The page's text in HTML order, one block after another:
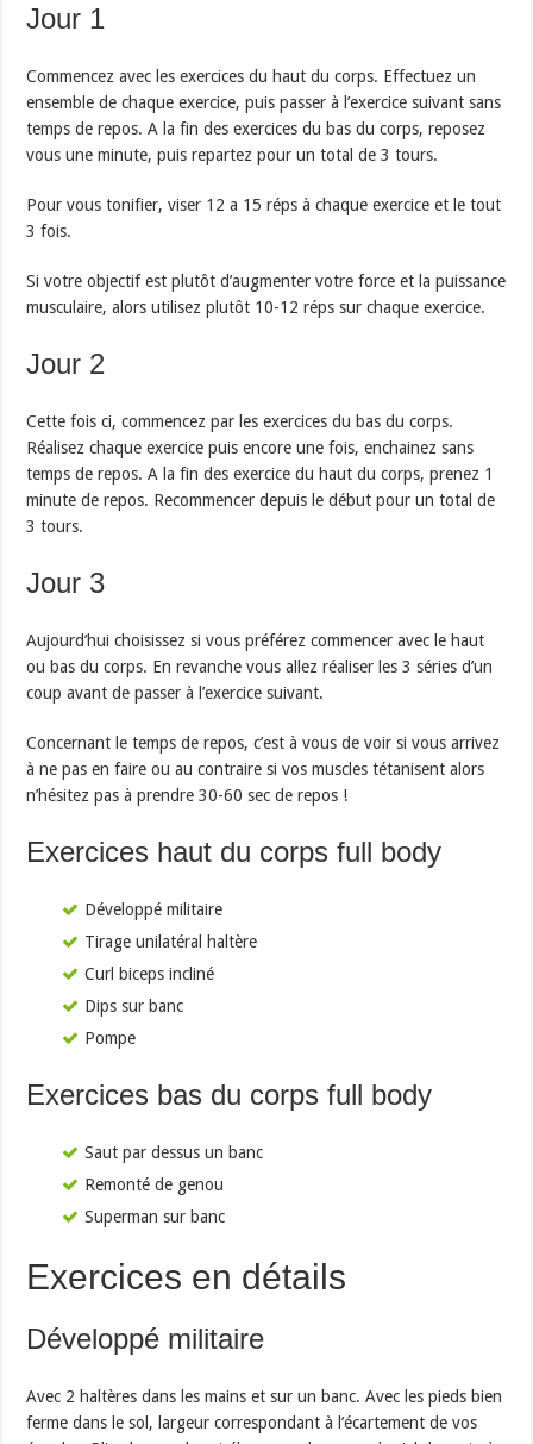
Jour 1
Commencez avec les exercices du haut du corps. Effectuez un
ensemble de chaque exercice, puis passer à l’exercice suivant sans
temps de repos. A la fin des exercices du bas du corps, reposez
vous une minute, puis repartez pour un total de 3 tours.
Pour vous tonifier, viser 12 a 15 réps à chaque exercice et le tout
3 fois.
Si votre objectif est plutôt d’augmenter votre force et la puissance
musculaire, alors utilisez plutôt 10-12 réps sur chaque exercice.
Jour 2
Cette fois ci, commencez par les exercices du bas du corps.
Réalisez chaque exercice puis encore une fois, enchainez sans
temps de repos. A la fin des exercice du haut du corps, prenez 1
minute de repos. Recommencer depuis le début pour un total de
3 tours.
Jour 3
Aujourd’hui choisissez si vous préférez commencer avec le haut
ou bas du corps. En revanche vous allez réaliser les 3 séries d’un
coup avant de passer à l’exercice suivant.
Concernant le temps de repos, c’est à vous de voir si vous arrivez
à ne pas en faire ou au contraire si vos muscles tétanisent alors
n’hésitez pas à prendre 30-60 sec de repos !
Exercices haut du corps full body
Développé militaire
Tirage unilatéral haltère
Curl biceps incliné
Dips sur banc
Pompe
Exercices bas du corps full body
Saut par dessus un banc
Remonté de genou
Superman sur banc
Exercices en détails
Développé militaire
Avec 2 haltères dans les mains et sur un banc. Avec les pieds bien
ferme dans le sol, largeur correspondant à l’écartement de vos